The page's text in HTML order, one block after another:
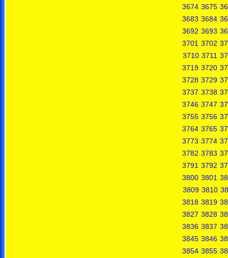
3674 3675
3683 3684
3692 3693
3701 3702
3710 3711
3719 3720
3728 3729
3737 3738
3746 3747
3755 3756
3764 3765
3773 3774
3782 3783
3791 3792
3800 3801
3809 3810
3818 3819
3827 3828
3836 3837
3845 3846
3854 3855